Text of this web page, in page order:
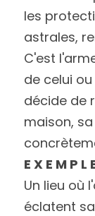
les
astrales,
C'est
de celui
décide de
maison,
E X E M P L
Un lieu où
éclatent